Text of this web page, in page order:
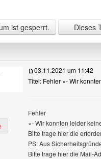
ist gesperrt. Dieses
Benutzer-Profile
03.11.2021 um 11:42
Titel: Fehler ×- Wir
Fehler
×- Wir konnten leider
Bitte trage hier die
PS: Aus
Bitte trage hier die Mail-